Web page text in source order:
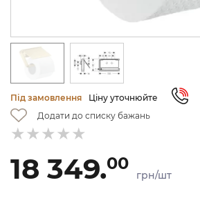
Під замовлення
Ціну уточнюйте
Додати до списку бажань
18 349.00
грн/шт